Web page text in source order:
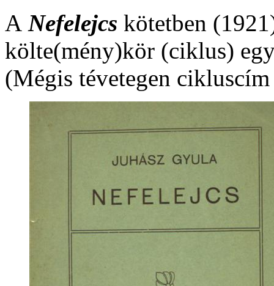
A Nefelejcs kötetben
költe(mény)kör (ciklus)
(Mégis tévetegen